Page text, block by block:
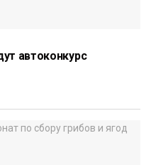
автоконкурс